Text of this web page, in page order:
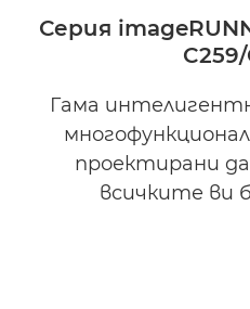
Серия
Гама
проектирани
всичките ви